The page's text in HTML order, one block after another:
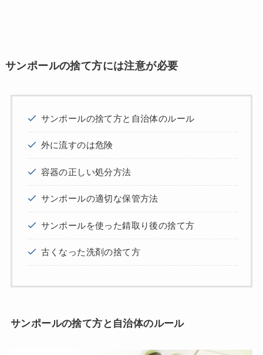
サンポールの捨て方には注意が必要
サンポールの捨て方と自治体のルール
外に流すのは危険
容器の正しい処分方法
サンポールの適切な保管方法
サンポールを使った錆取り後の捨て方
古くなった洗剤の捨て方
サンポールの捨て方と自治体のルール